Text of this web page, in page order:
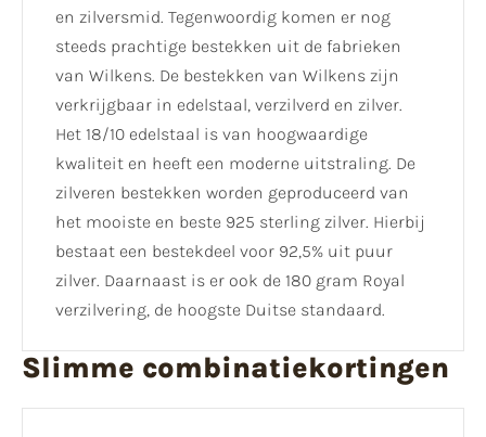
en zilversmid. Tegenwoordig komen er nog
steeds prachtige bestekken uit de fabrieken
van Wilkens. De bestekken van Wilkens zijn
verkrijgbaar in edelstaal, verzilverd en zilver.
Het 18/10 edelstaal is van hoogwaardige
kwaliteit en heeft een moderne uitstraling. De
zilveren bestekken worden geproduceerd van
het mooiste en beste 925 sterling zilver. Hierbij
bestaat een bestekdeel voor 92,5% uit puur
zilver. Daarnaast is er ook de 180 gram Royal
verzilvering, de hoogste Duitse standaard.
Slimme combinatiekortingen